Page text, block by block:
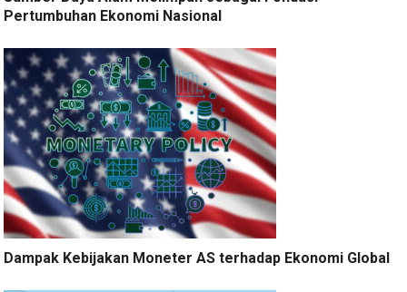
Pertumbuhan Ekonomi Nasional
Dampak Kebijakan Moneter AS terhadap Ekonomi Global